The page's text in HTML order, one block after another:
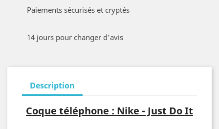
Paiements sécurisés et cryptés
14 jours pour changer d'avis
Description
Coque téléphone : Nike - Just Do It